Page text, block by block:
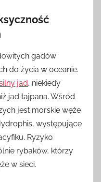
gadów
do życia w oceanie.
jad, niekiedy
jad tajpana. Wśród
jest morskie węże
występujące
Ryzyko
rybaków, którzy
w sieci.